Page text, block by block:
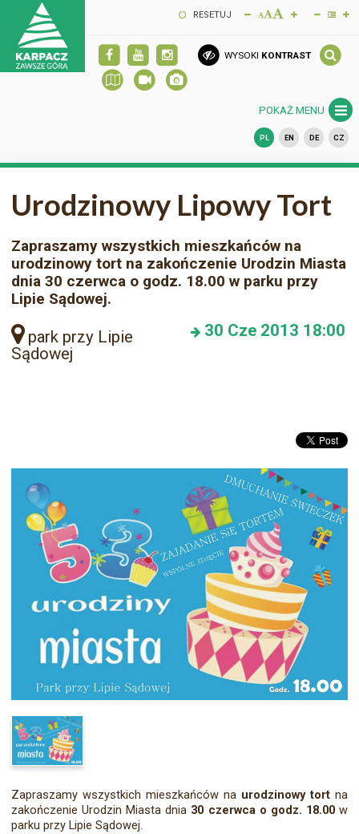
RESETUJ
WYSOKI KONTRAST
POKAŻ MENU
PL EN DE CZ
Urodzinowy Lipowy Tort
Zapraszamy wszystkich mieszkańców na
urodzinowy tort na zakończenie Urodzin Miasta
dnia 30 czerwca o godz. 18.00 w parku przy
Lipie Sądowej.
park przy Lipie
Sądowej
30 Cze 2013 18:00
Zapraszamy wszystkich mieszkańców na urodzinowy tort na
zakończenie Urodzin Miasta dnia 30 czerwca o godz. 18.00 w
parku przy Lipie Sądowej.